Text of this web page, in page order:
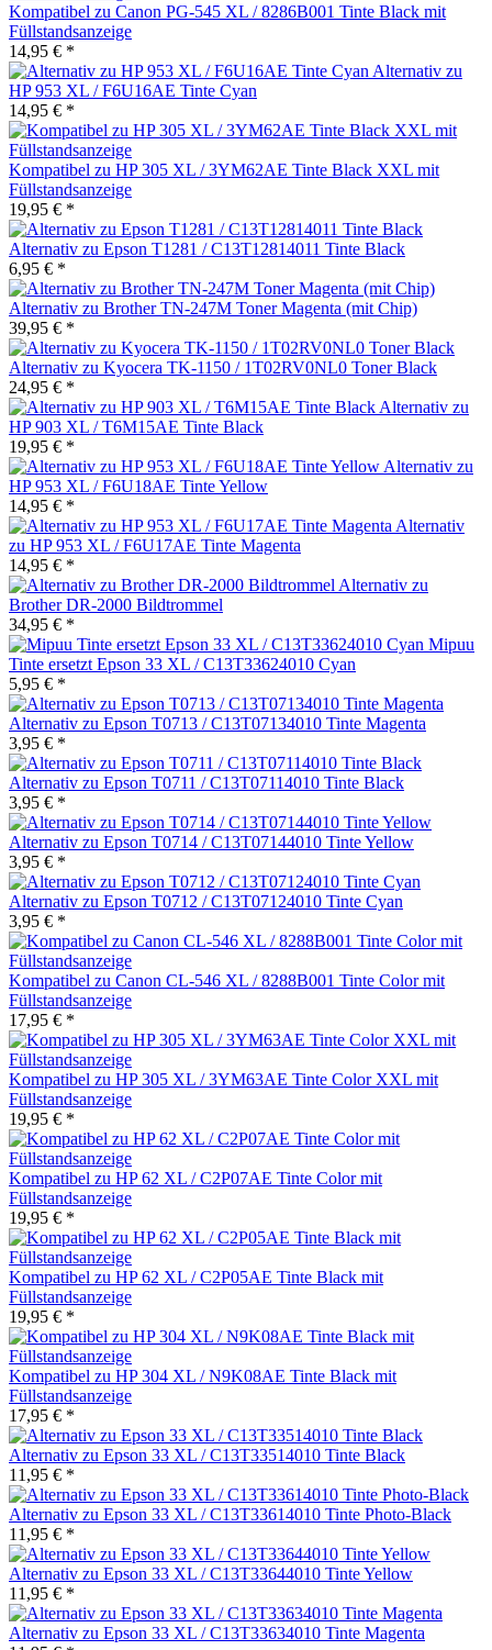
Kompatibel zu Canon PG-545 XL / 8286B001 Tinte Black mit
Füllstandsanzeige
14,95 € *
Alternativ zu
HP 953 XL / F6U16AE Tinte Cyan
14,95 € *
Kompatibel zu HP 305 XL / 3YM62AE Tinte Black XXL mit
Füllstandsanzeige
19,95 € *
Alternativ zu Epson T1281 / C13T12814011 Tinte Black
6,95 € *
Alternativ zu Brother TN-247M Toner Magenta (mit Chip)
39,95 € *
Alternativ zu Kyocera TK-1150 / 1T02RV0NL0 Toner Black
24,95 € *
Alternativ zu
HP 903 XL / T6M15AE Tinte Black
19,95 € *
Alternativ zu
HP 953 XL / F6U18AE Tinte Yellow
14,95 € *
Alternativ
zu HP 953 XL / F6U17AE Tinte Magenta
14,95 € *
Alternativ zu
Brother DR-2000 Bildtrommel
34,95 € *
Mipuu
Tinte ersetzt Epson 33 XL / C13T33624010 Cyan
5,95 € *
Alternativ zu Epson T0713 / C13T07134010 Tinte Magenta
3,95 € *
Alternativ zu Epson T0711 / C13T07114010 Tinte Black
3,95 € *
Alternativ zu Epson T0714 / C13T07144010 Tinte Yellow
3,95 € *
Alternativ zu Epson T0712 / C13T07124010 Tinte Cyan
3,95 € *
Kompatibel zu Canon CL-546 XL / 8288B001 Tinte Color mit
Füllstandsanzeige
17,95 € *
Kompatibel zu HP 305 XL / 3YM63AE Tinte Color XXL mit
Füllstandsanzeige
19,95 € *
Kompatibel zu HP 62 XL / C2P07AE Tinte Color mit
Füllstandsanzeige
19,95 € *
Kompatibel zu HP 62 XL / C2P05AE Tinte Black mit
Füllstandsanzeige
19,95 € *
Kompatibel zu HP 304 XL / N9K08AE Tinte Black mit
Füllstandsanzeige
17,95 € *
Alternativ zu Epson 33 XL / C13T33514010 Tinte Black
11,95 € *
Alternativ zu Epson 33 XL / C13T33614010 Tinte Photo-Black
11,95 € *
Alternativ zu Epson 33 XL / C13T33644010 Tinte Yellow
11,95 € *
Alternativ zu Epson 33 XL / C13T33634010 Tinte Magenta